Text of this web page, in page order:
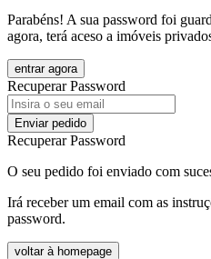
Parabéns! A sua password foi
agora, terá aceso a imóveis
entrar agora
Recuperar Password
Enviar pedido
Recuperar Password
O seu pedido foi enviado com
Irá receber um email com as
password.
voltar à homepage